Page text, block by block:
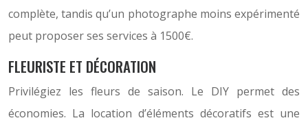
complète, tandis qu’un photographe moins expérimenté
peut proposer ses services à 1500€.
FLEURISTE ET DÉCORATION
Privilégiez les fleurs de saison. Le DIY permet des
économies. La location d’éléments décoratifs est une